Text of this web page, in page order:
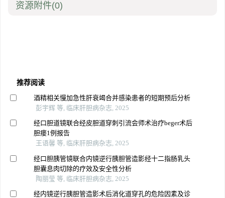
资源附件(0)
推荐阅读
酒精相关慢加急性肝衰竭合并感染患者的短期预后分析
彭宇辉 等, 临床肝胆病杂志, 2025
经口胆道镜联合经皮胆道穿刺引流会师术治疗beger术后
胆瘘1例报告
王语馨 等, 临床肝胆病杂志, 2025
经口胆胰管镜联合内镜逆行胰胆管造影经十二指肠乳头
胆囊息肉切除的疗效及安全性分析
陶丽莹 等, 临床肝胆病杂志, 2025
经内镜逆行胰胆管造影术后消化道穿孔的危险因素及诊